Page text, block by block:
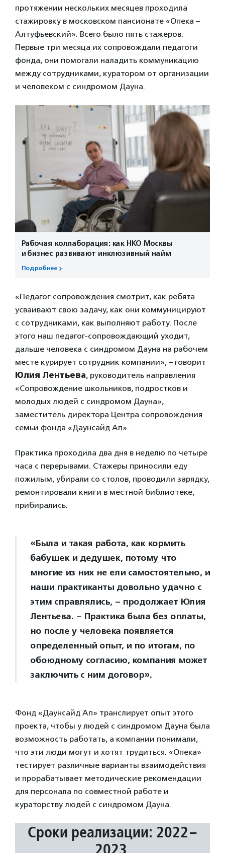
протяжении нескольких месяцев проходила
стажировку в московском пансионате «Опека –
Алтуфьевский». Всего было пять стажеров.
Первые три месяца их сопровождали педагоги
фонда, они помогали наладить коммуникацию
между сотрудниками, куратором от организации
и человеком с синдромом Дауна.
Рабочая коллаборация: как НКО Москвы
и бизнес развивают инклюзивный найм
Подробнее
«Педагог сопровождения смотрит, как ребята
усваивают свою задачу, как они коммуницируют
с сотрудниками, как выполняют работу. После
этого наш педагог-сопровождающий уходит,
дальше человека с синдромом Дауна на рабочем
месте курирует сотрудник компании», – говорит
Юлия Лентьева, руководитель направления
«Сопровождение школьников, подростков и
молодых людей с синдромом Дауна»,
заместитель директора Центра сопровождения
семьи фонда «Даунсайд Ап».
Практика проходила два дня в неделю по четыре
часа с перерывами. Стажеры приносили еду
пожилым, убирали со столов, проводили зарядку,
ремонтировали книги в местной библиотеке,
прибирались.
«Была и такая работа, как кормить
бабушек и дедушек, потому что
многие из них не ели самостоятельно, и
наши практиканты довольно удачно с
этим справлялись, – продолжает Юлия
Лентьева. – Практика была без оплаты,
но после у человека появляется
определенный опыт, и по итогам, по
обоюдному согласию, компания может
заключить с ним договор».
Фонд «Даунсайд Ап» транслирует опыт этого
проекта, чтобы у людей с синдромом Дауна была
возможность работать, а компании понимали,
что эти люди могут и хотят трудиться. «Опека»
тестирует различные варианты взаимодействия
и прорабатывает методические рекомендации
для персонала по совместной работе и
кураторству людей с синдромом Дауна.
Сроки реализации: 2022–
2023